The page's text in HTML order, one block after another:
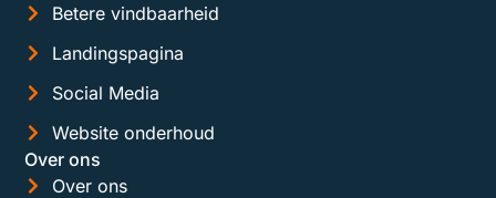
Betere vindbaarheid
Landingspagina
Social Media
Website onderhoud
Over ons
Over ons